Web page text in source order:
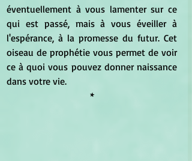
éventuellement à vous lamenter sur ce
qui est passé, mais à vous éveiller à
l'espérance, à la promesse du futur. Cet
oiseau de prophétie vous permet de voir
ce à quoi vous pouvez donner naissance
dans votre vie.
*